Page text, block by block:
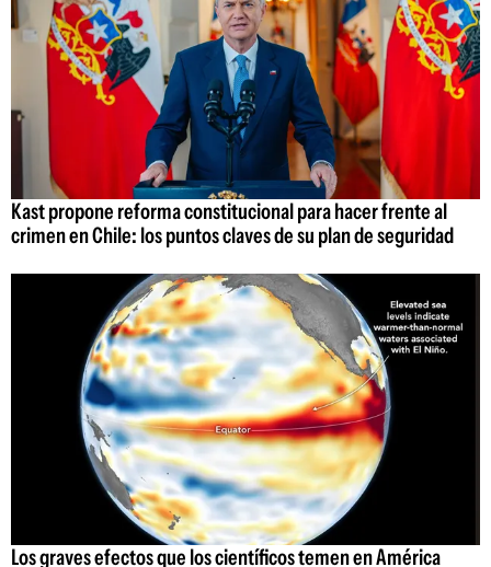
Kast propone reforma constitucional para hacer frente al
crimen en Chile: los puntos claves de su plan de seguridad
Los graves efectos que los científicos temen en América